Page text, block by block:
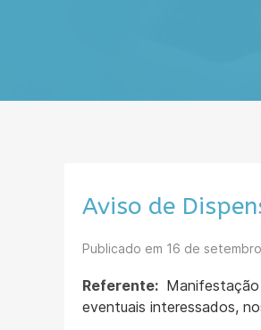
Aviso de
Publicado em 16 de
Referente:
eventuais interessados,